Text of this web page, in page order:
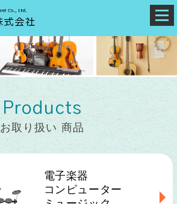
Products
お取り扱い 商品
電子楽器
コンピューター